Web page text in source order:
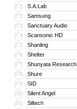
271 S.A.Lab
272 Samsung
273 Sanctuary Audio
274 Scansonic HD
275 Shanling
276 Shelter
277 Shunyata Research
278 Shure
279 SID
280 Silent Angel
281 Siltech